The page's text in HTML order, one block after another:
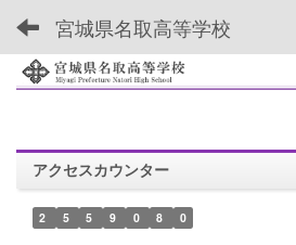
宮城県名取高等学校
アクセスカウンター
2 5 5 9 0 8 0